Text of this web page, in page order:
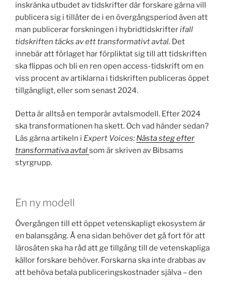
inskränka utbudet av tidskrifter där forskare gärna vill
publicera sig i tillåter de i en övergångsperiod även att
man publicerar forskningen i hybridtidskrifterifall
tidskriften täcks av ett transformativt avtal. Det
innebär att förlaget har förpliktat sig till att tidskriften
ska flippas och bli en ren open access-tidskrift om en
viss procent av artiklarna i tidskriften publiceras öppet
tillgängligt, eller som senast 2024.
Detta är alltså en temporär avtalsmodell. Efter 2024
ska transformationen ha skett. Och vad händer sedan?
Läs gärna artikeln i Expert Voices: Nästa steg efter
trans­for­ma­ti­va avtalsom är skriven av Bibsams
styrgrupp.
En ny modell
Övergången till ett öppet vetenskapligt ekosystem är
en balansgång. Å ena sidan behöver det gå fort för att
lärosäten ska ha råd att ge tillgång till de vetenskapliga
källor forskare behöver. Forskarna ska inte drabbas av
att behöva betala publiceringskostnader själva – den